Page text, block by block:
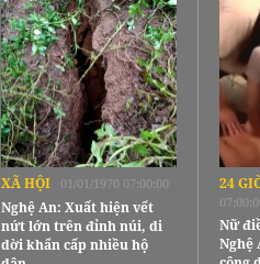
XÃ HỘI 01/01/1970 07:00:00
Nghệ An: Xuất hiện vết
nứt lớn trên đỉnh núi, di
dời khẩn cấp nhiều hộ
24
Nữ
Nghệ